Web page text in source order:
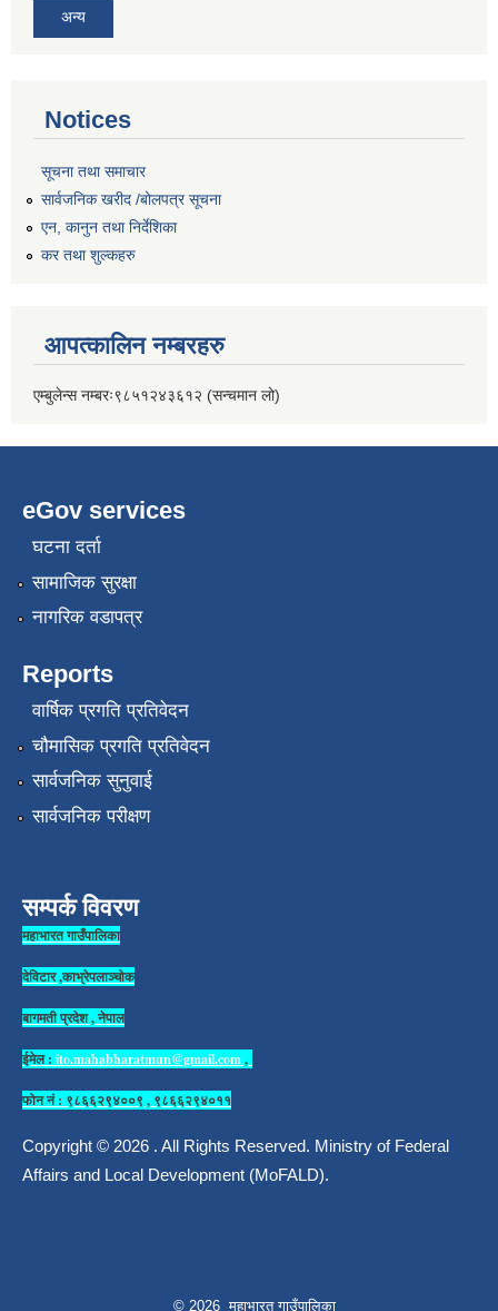
अन्य
Notices
सूचना तथा समाचार
सार्वजनिक खरीद /बोलपत्र सूचना
एन, कानुन तथा निर्देशिका
कर तथा शुल्कहरु
आपत्कालिन नम्बरहरु
एम्बुलेन्स नम्बरः९८५१२४३६१२ (सन्चमान लो)
eGov services
घटना दर्ता
सामाजिक सुरक्षा
नागरिक वडापत्र
Reports
वार्षिक प्रगति प्रतिवेदन
चौमासिक प्रगति प्रतिवेदन
सार्वजनिक सुनुवाई
सार्वजनिक परीक्षण
सम्पर्क विवरण
महाभारत गाउँपालिका
देविटार ,काभ्रेपलाञ्चोक
बागमती प्रदेश , नेपाल
ईमेल : ito.mahabharatmun@gmail.com,
फोन नं : ९८६६२९४००९ , ९८६६२९४०११
Copyright © 2026 . All Rights Reserved. Ministry of Federal
Affairs and Local Development (MoFALD).
© 2026 महाभारत गाउँपालिका